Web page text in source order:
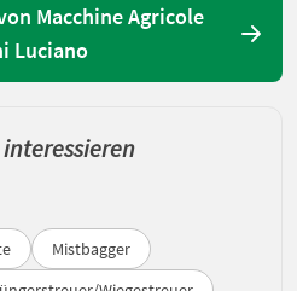
Macchine Agricole
Luciano
Mistbagger